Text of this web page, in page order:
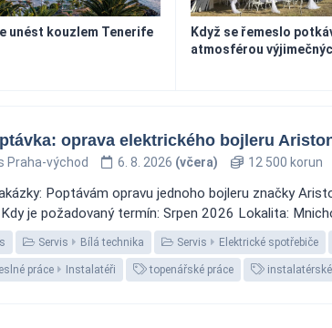
unést kouzlem Tenerife
Když se řemeslo
atmosférou
oprava elektrického bojleru
Praha-východ 6. 8. 2026 (včera) 12 500 korun
Poptávám opravu jednoho bojleru značky
je požadovaný termín: Srpen 2026 Lokalita:
Servis Bílá technika Servis Elektrické spotřebiče
práce Instalatéři topenářské práce